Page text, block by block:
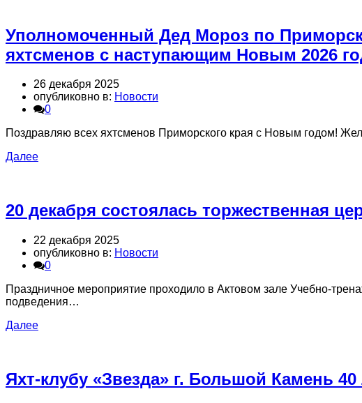
Уполномоченный Дед Мороз по
яхтсменов с наступающим Новым 2026
26 декабря 2025
опубликовно в: Новости
0
Поздравляю всех яхтсменов Приморского края с Новым годом!
Далее
20 декабря состоялась торжественная
22 декабря 2025
опубликовно в: Новости
0
Праздничное мероприятие проходило в Актовом зале Учебно-
подведения…
Далее
Яхт-клубу «Звезда» г. Большой Камень 40